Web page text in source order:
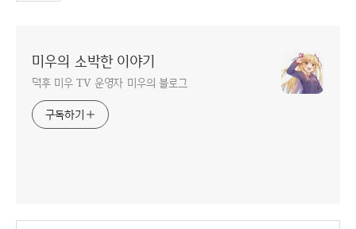
미우의 소박한 이야기
덕후 미우 TV 운영자 미우의 블로그
구독하기